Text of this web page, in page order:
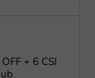
+ 6 CSI